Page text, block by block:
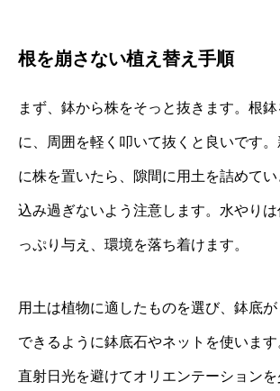
根を崩さない植え替え手順
まず、鉢から株をそっと抜きます。根
に、周囲を軽く叩いて抜くと良いです
に株を置いたら、隙間に用土を詰めて
込み過ぎないよう注意します。水やり
っぷり与え、環境を落ち着けます。
用土は植物に適したものを選び、鉢底
できるように鉢底石やネットを使いま
直射日光を避けてオリエンテーション